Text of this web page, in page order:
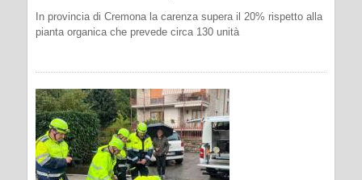
In provincia di Cremona la carenza supera il 20% rispetto alla
pianta organica che prevede circa 130 unità